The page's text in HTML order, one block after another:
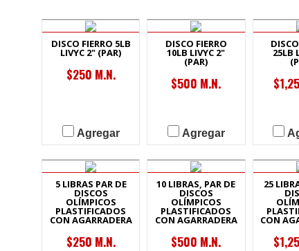
DISCO FIERRO 5LB
LIVYC 2" (PAR)
$250 M.N.
Agregar
DISCO FIERRO
10LB LIVYC 2"
(PAR)
$500 M.N.
Agregar
25LB
5 LIBRAS PAR DE
DISCOS
OLÍMPICOS
PLASTIFICADOS
CON AGARRADERA
$250 M.N.
10 LIBRAS, PAR DE
DISCOS
OLÍMPICOS
PLASTIFICADOS
CON AGARRADERA
$500 M.N.
25
CON